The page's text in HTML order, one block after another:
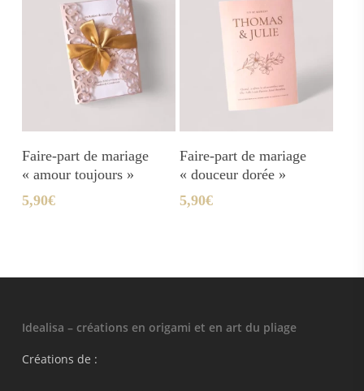
Ajouter Au Panier
Faire-part de mariage
« amour toujours »
5,90€
Ajouter Au Panier
Faire-part de mariage
« douceur dorée »
5,90€
Idealisa – créations en origami et en art du pliage
Créations de :